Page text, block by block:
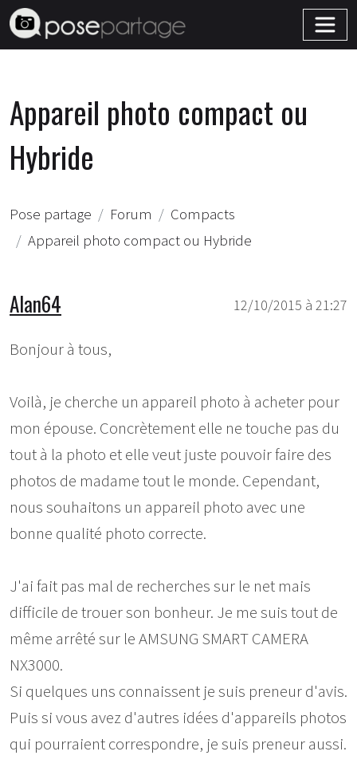
Appareil photo compact ou
Hybride
Pose partage Forum
Compacts
Appareil photo compact ou Hybride
12/10/2015 à 21:27
Alan64
Bonjour à tous,
Voilà, je cherche un appareil photo à acheter pour
mon épouse. Concrètement elle ne touche pas du
tout à la photo et elle veut juste pouvoir faire des
photos de madame tout le monde. Cependant,
nous souhaitons un appareil photo avec une
bonne qualité photo correcte.
J'ai fait pas mal de recherches sur le net mais
difficile de trouer son bonheur. Je me suis tout de
même arrêté sur le AMSUNG SMART CAMERA
NX3000.
Si quelques uns connaissent je suis preneur d'avis.
Puis si vous avez d'autres idées d'appareils photos
qui pourraient correspondre, je suis preneur aussi.